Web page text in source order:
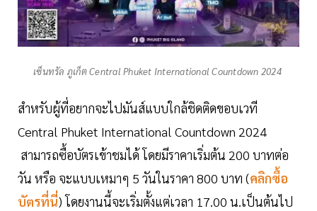
เซ็นทรัล ภูเก็ต Central Phuket International Countdown 2024
สำหรับผู้ที่อยากจะไปมันส์แบบใกล้ชิดติดขอบเวที
Central Phuket International Countdown 2024
สามารถซื้อบัตรเข้าชมได้ โดยมีราคาเริ่มต้น 200 บาทต่อ
วัน หรือ จะแบบเหมาๆ 5 วันในราคา 800 บาท (คลิกซื้อ
บัตรที่นี่) โดยงานนี้จะเริ่มตั้งแต่เวลา 17.00 น.เป็นต้นไป